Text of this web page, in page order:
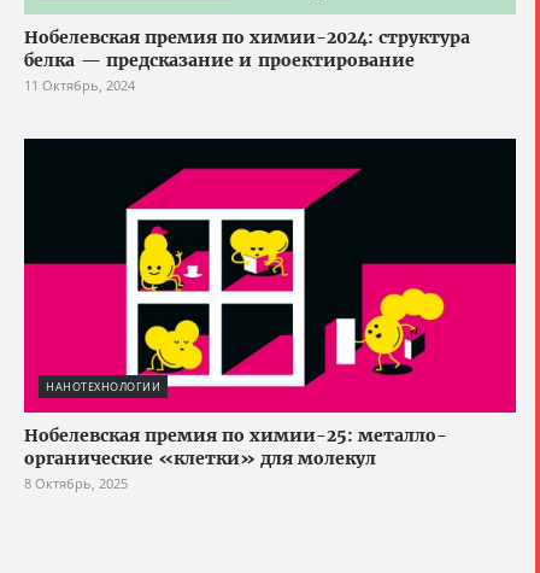
Нобелевская премия по химии-2024: структура
белка — предсказание и проектирование
11 Октябрь, 2024
НАНОТЕХНОЛОГИИ
Нобелевская премия по химии-25: металло-
органические «клетки» для молекул
8 Октябрь, 2025